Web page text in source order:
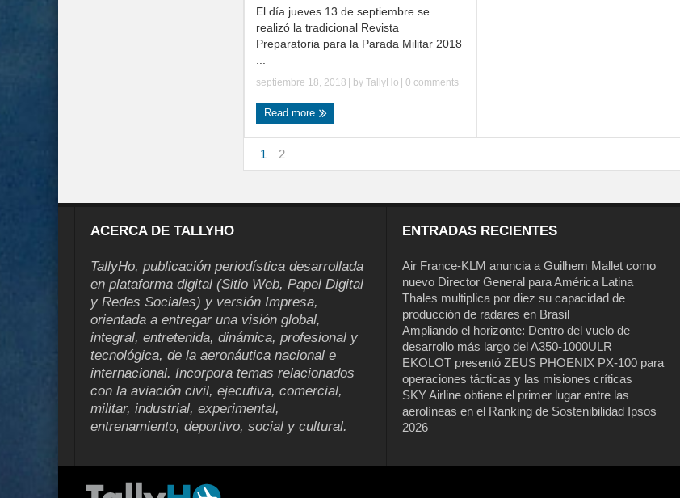
El día jueves 13 de septiembre se
realizó la tradicional Revista
Preparatoria para la Parada Militar 2018
septiembre 18, 2018 | by TallyHo | 0 comments
Read more
1 2
ACERCA DE TALLYHO
TallyHo, publicación periodística desarrollada
en plataforma digital (Sitio Web, Papel Digital
y Redes Sociales) y versión Impresa,
orientada a entregar una visión global,
integral, entretenida, dinámica, profesional y
tecnológica, de la aeronáutica nacional e
internacional. Incorpora temas relacionados
con la aviación civil, ejecutiva, comercial,
militar, industrial, experimental,
entrenamiento, deportivo, social y cultural.
ENTRADAS RECIENTES
Air France-KLM anuncia a Guilhem Mallet como
nuevo Director General para América Latina
Thales multiplica por diez su capacidad de
producción de radares en Brasil
Ampliando el horizonte: Dentro del vuelo de
desarrollo más largo del A350-1000ULR
EKOLOT presentó ZEUS PHOENIX PX-100 para
operaciones tácticas y las misiones críticas
SKY Airline obtiene el primer lugar entre las
aerolíneas en el Ranking de Sostenibilidad Ipsos
2026
Air France-KLM anuncia a Guilhem
Mallet como nuevo Director General
para América Latina